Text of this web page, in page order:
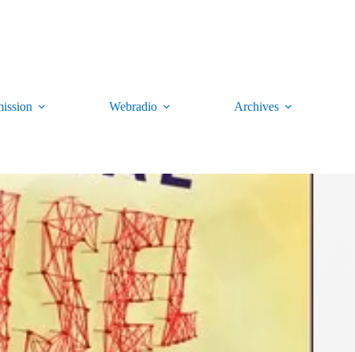
Webradio Archives